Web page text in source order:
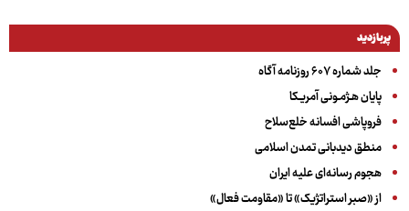
پربازدید
جلد شماره ۶۰۷ روزنامه آگاه
پایان هـژمـونی آمریـکا
فروپاشی افسانه خلع‌سلاح
منطق دیدبانی تمدن اسلامی
هجوم رسانه‌ای علیه ایران
از «صبر استراتژیک» تا «مقاومت فعال»